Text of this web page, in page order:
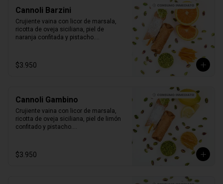
Cannoli Barzini
Crujiente vaina con licor de marsala,
ricotta de oveja siciliana, piel de
naranja confitada y pistacho.
$3.950
Cannoli Gambino
Crujiente vaina con licor de marsala,
ricotta de oveja siciliana, piel de limón
confitado y pistacho.
$3.950